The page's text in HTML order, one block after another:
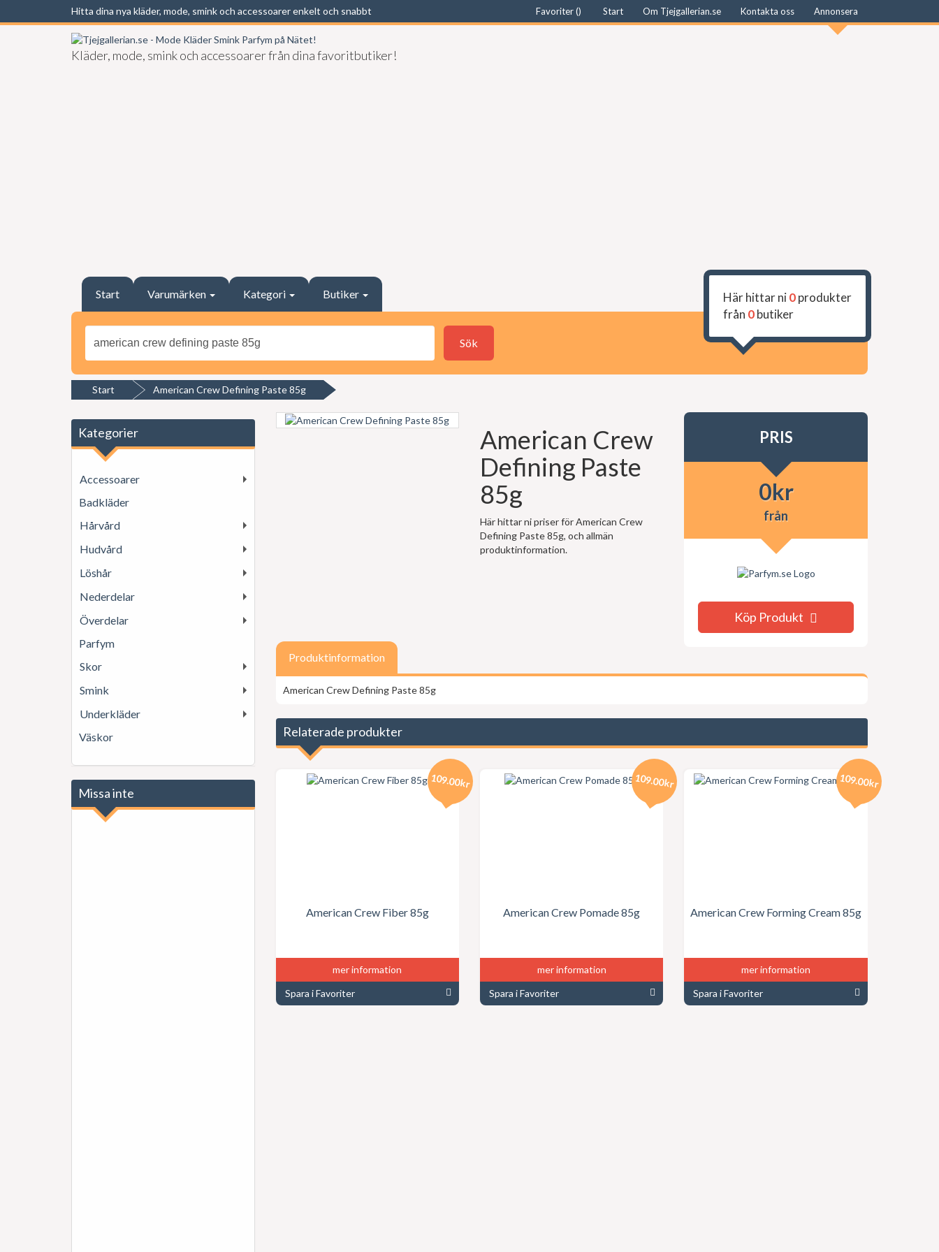
Hitta dina nya kläder, mode, smink och accessoarer enkelt och snabbt Favoriter () Start Om Tjejgallerian.se Kontakta oss Annonsera
Kläder, mode, smink och accessoarer från dina favoritbutiker!
Start Varumärken Kategori Butiker
Sök
Här hittar ni0produkter
från 0butiker
Start American Crew Defining Paste 85g
Kategorier
Accessoarer
Badkläder
Hårvård
Hudvård
Löshår
Nederdelar
Överdelar
Parfym
Skor
Smink
Underkläder
Väskor
Missa inte
American Crew
Defining Paste
85g
Här hittar ni priser för American Crew
Defining Paste 85g, och allmän
produktinformation.
PRIS
0kr
från
Köp Produkt
Produktinformation
American Crew Defining Paste 85g
Relaterade produkter
American Crew Fiber 85g
109.00kr
mer information
Spara i Favoriter
American Crew Pomade 85g
109.00kr
mer information
Spara i Favoriter
American Crew Forming Cream 85g
109.00kr
mer information
Spara i Favoriter